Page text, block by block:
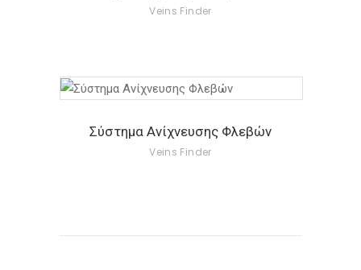
Veins Finder
Σύστημα Ανίχνευσης Φλεβών
Veins Finder